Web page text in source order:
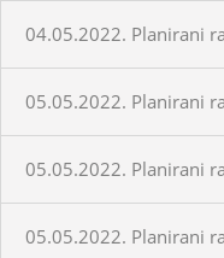
04.05.2022. Planirani
05.05.2022. Planirani
05.05.2022. Planirani
05.05.2022. Planirani